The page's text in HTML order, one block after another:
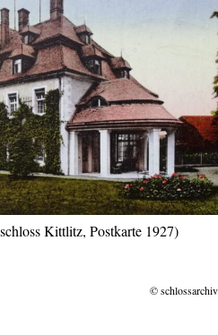
Kittlitz, Postkarte 1927)
©